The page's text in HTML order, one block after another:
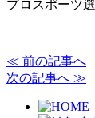
プロスポーツ
≪ 前の記事へ
次の記事へ ≫